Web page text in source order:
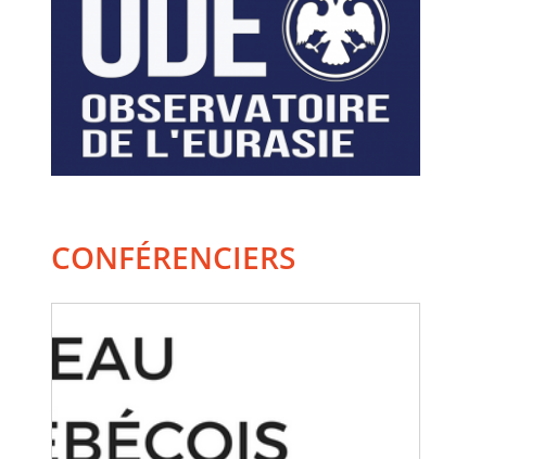
CONFÉRENCIERS